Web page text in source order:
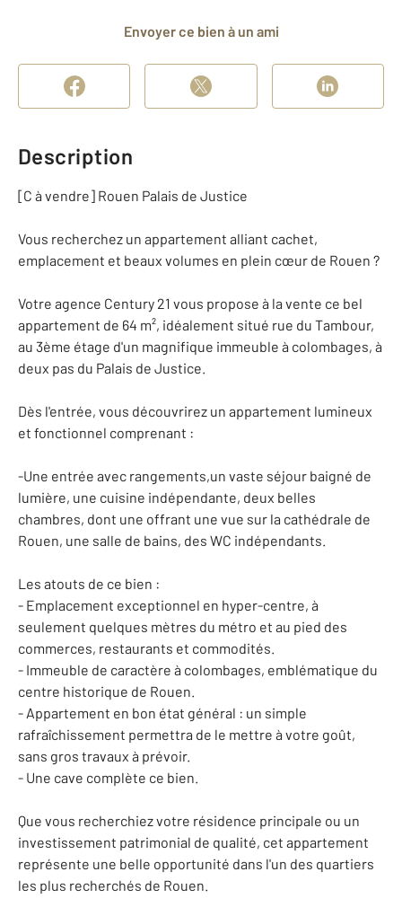
Envoyer ce bien à un ami
Description
[C à vendre] Rouen Palais de Justice
Vous recherchez un appartement alliant cachet,
emplacement et beaux volumes en plein cœur de Rouen ?
Votre agence Century 21 vous propose à la vente ce bel
appartement de 64 m², idéalement situé rue du Tambour,
au 3ème étage d'un magnifique immeuble à colombages, à
deux pas du Palais de Justice.
Dès l'entrée, vous découvrirez un appartement lumineux
et fonctionnel comprenant :
-Une entrée avec rangements,un vaste séjour baigné de
lumière, une cuisine indépendante, deux belles
chambres, dont une offrant une vue sur la cathédrale de
Rouen, une salle de bains, des WC indépendants.
Les atouts de ce bien :
- Emplacement exceptionnel en hyper-centre, à
seulement quelques mètres du métro et au pied des
commerces, restaurants et commodités.
- Immeuble de caractère à colombages, emblématique du
centre historique de Rouen.
- Appartement en bon état général : un simple
rafraîchissement permettra de le mettre à votre goût,
sans gros travaux à prévoir.
- Une cave complète ce bien.
Que vous recherchiez votre résidence principale ou un
investissement patrimonial de qualité, cet appartement
représente une belle opportunité dans l'un des quartiers
les plus recherchés de Rouen.